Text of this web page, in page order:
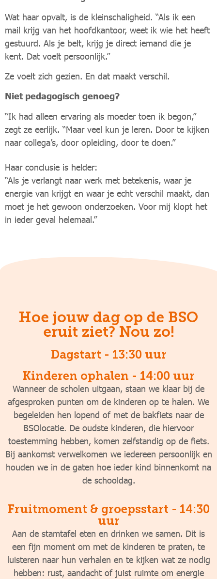
Wat haar opvalt, is de kleinschaligheid. “Als ik een
mail krijg van het hoofdkantoor, weet ik wie het heeft
gestuurd. Als je belt, krijg je direct iemand die je
kent. Dat voelt persoonlijk.”
Ze voelt zich gezien. En dat maakt verschil.
Niet pedagogisch genoeg?
“Ik had alleen ervaring als moeder toen ik begon,”
zegt ze eerlijk. “Maar veel kun je leren. Door te kijken
naar collega’s, door opleiding, door te doen.”
Haar conclusie is helder:
“Als je verlangt naar werk met betekenis, waar je
energie van krijgt en waar je echt verschil maakt, dan
moet je het gewoon onderzoeken. Voor mij klopt het
in ieder geval helemaal.”
Hoe jouw dag op de BSO
eruit ziet? Nou zo!
Dagstart - 13:30 uur
Kinderen ophalen - 14:00 uur
Wanneer de scholen uitgaan, staan we klaar bij de
afgesproken punten om de kinderen op te halen. We
begeleiden hen lopend of met de bakfiets naar de
BSOlocatie. De oudste kinderen, die hiervoor
toestemming hebben, komen zelfstandig op de fiets.
Bij aankomst verwelkomen we iedereen persoonlijk en
houden we in de gaten hoe ieder kind binnenkomt na
de schooldag.
Fruitmoment & groepsstart - 14:30
uur
Aan de stamtafel eten en drinken we samen. Dit is
een fijn moment om met de kinderen te praten, te
luisteren naar hun verhalen en te kijken wat ze nodig
hebben: rust, aandacht of juist ruimte om energie